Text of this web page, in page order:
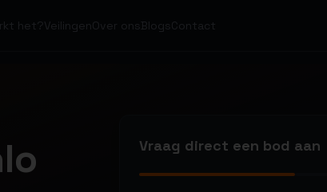
het? VeilingenOver ons Blogs Contact
Vraag direct een bod aan